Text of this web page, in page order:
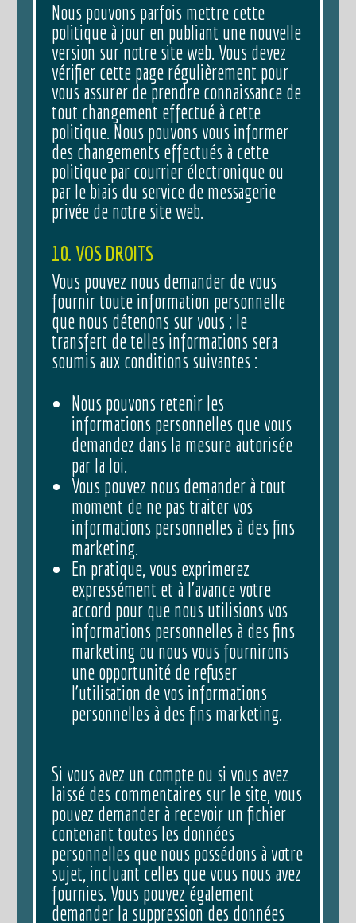
Nous pouvons parfois mettre cette
politique à jour en publiant une nouvelle
version sur notre site web. Vous devez
vérifier cette page régulièrement pour
vous assurer de prendre connaissance de
tout changement effectué à cette
politique. Nous pouvons vous informer
des changements effectués à cette
politique par courrier électronique ou
par le biais du service de messagerie
privée de notre site web.
10. VOS DROITS
Vous pouvez nous demander de vous
fournir toute information personnelle
que nous détenons sur vous ; le
transfert de telles informations sera
soumis aux conditions suivantes :
Nous pouvons retenir les
informations personnelles que vous
demandez dans la mesure autorisée
par la loi.
Vous pouvez nous demander à tout
moment de ne pas traiter vos
informations personnelles à des fins
marketing.
En pratique, vous exprimerez
expressément et à l’avance votre
accord pour que nous utilisions vos
informations personnelles à des fins
marketing ou nous vous fournirons
une opportunité de refuser
l’utilisation de vos informations
personnelles à des fins marketing.
Si vous avez un compte ou si vous avez
laissé des commentaires sur le site, vous
pouvez demander à recevoir un fichier
contenant toutes les données
personnelles que nous possédons à votre
sujet, incluant celles que vous nous avez
fournies. Vous pouvez également
demander la suppression des données